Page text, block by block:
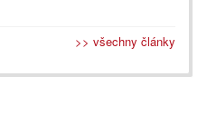
>> všechny články